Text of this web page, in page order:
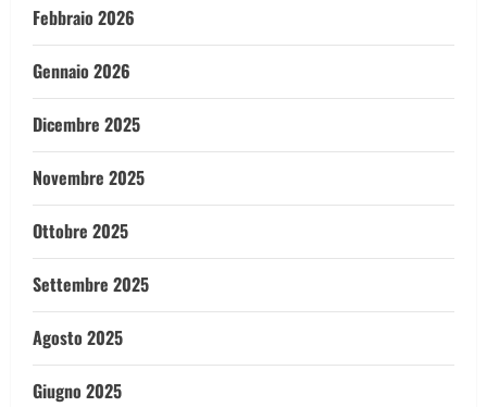
Febbraio 2026
Gennaio 2026
Dicembre 2025
Novembre 2025
Ottobre 2025
Settembre 2025
Agosto 2025
Giugno 2025